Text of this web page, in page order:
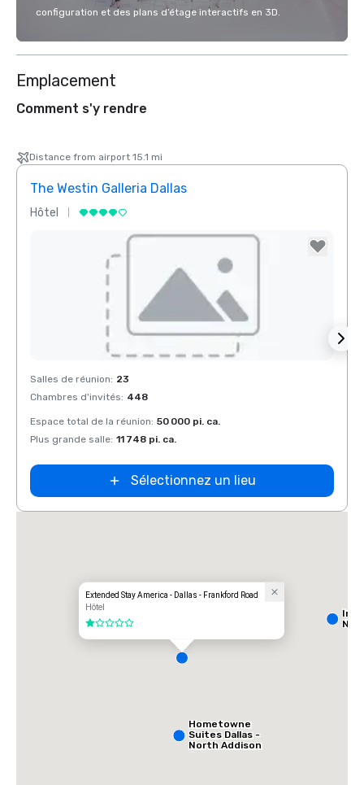
configuration et des plans d’étage interactifs en 3D.
Emplacement
Comment s'y rendre
Distance from airport 15.1 mi
The Westin Galleria Dallas
Hôtel
Removed from favorites
Salles de réunion: 23
Chambres d'invités: 448
Espace total de la réunion: 50 000 pi. ca.
Plus grande salle: 11 748 pi. ca.
Sélectionnez un lieu
Extended Stay America - Dallas - Frankford Road
Hôtel
1 sur 5
Hometowne
Suites Dallas -
North Addison